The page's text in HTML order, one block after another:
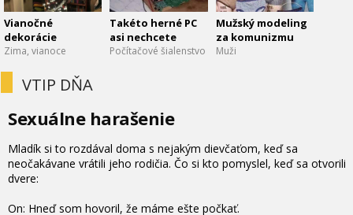
Vianočné
dekorácie
Zima, vianoce
Takéto herné PC
asi nechcete
Počítačové šialenstvo
Mužský modeling
za komunizmu
Muži
VTIP DŇA
Sexuálne harašenie
Mladík si to rozdával doma s nejakým dievčaťom, keď sa
neočakávane vrátili jeho rodičia. Čo si kto pomyslel, keď sa otvorili
dvere:
On: Hneď som hovoril, že máme ešte počkať.